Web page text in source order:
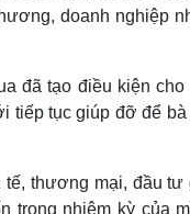
doanh nghiệp
đã tạo điều kiện
tiếp tục giúp đỡ để
tế, thương mại, đầu
trong nhiệm kỳ của